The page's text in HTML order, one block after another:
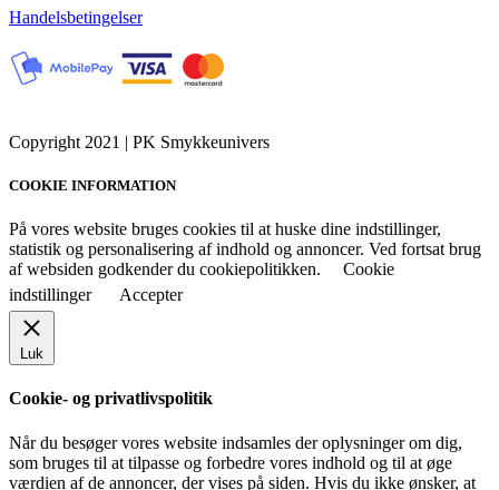
Handelsbetingelser
Copyright 2021 | PK Smykkeunivers
COOKIE INFORMATION
På vores website bruges cookies til at huske dine indstillinger,
statistik og personalisering af indhold og annoncer. Ved fortsat brug
af websiden godkender du cookiepolitikken.
Cookie
indstillinger
Accepter
Luk
Cookie- og privatlivspolitik
Når du besøger vores website indsamles der oplysninger om dig,
som bruges til at tilpasse og forbedre vores indhold og til at øge
værdien af de annoncer, der vises på siden. Hvis du ikke ønsker, at